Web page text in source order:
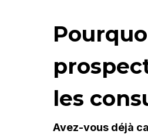
les
Avez-vous déjà